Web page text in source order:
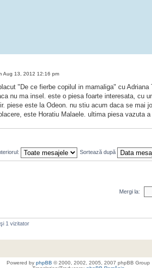
Aug 13, 2012 12:16 pm
"De ce fierbe copilul in mamaliga" cu
nu ma insel. este o piesa foarte interesata, cu
piese este la Odeon. nu stiu acum daca se mai
este Horatiu Malaele. ultima piesa vazuta
Sortează după
Mergi la:
1 vizitator
Powered by phpBB © 2000, 2002, 2005, 2007 phpBB Group